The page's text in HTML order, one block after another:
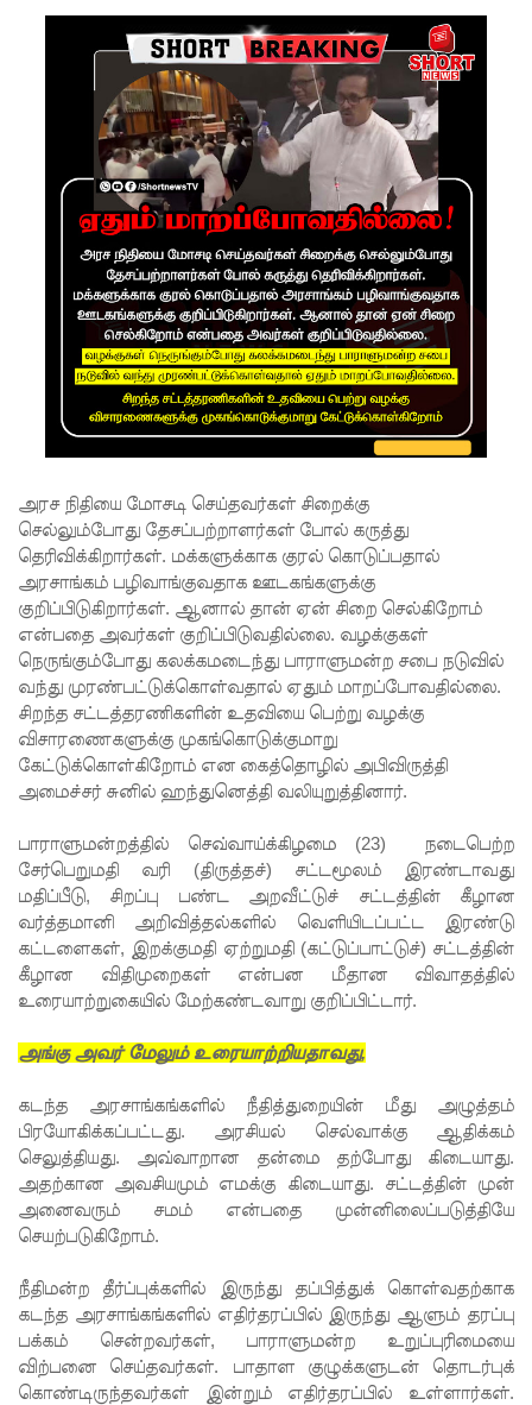
சந்தேகநப
உயர்வு
மாவட்டங்
எச்சரிக்
கை!
மட்டக்கள
சிறைச்சா
லையை
சுற்றி
பாதுகாப்பு!
லலித் -
குகன்
காணாமற்
போன
வழக்கு
ய
ராஜபக்ச
செப்டம்பர்
தேதி
காணொ
ளி மூலம்
அரச நிதியை மோசடி செய்தவர்கள் சிறைக்கு
செல்லும்போது தேசப்பற்றாளர்கள் போல் கருத்து
தெரிவிக்கிறார்கள். மக்களுக்காக குரல் கொடுப்பதால்
அரசாங்கம் பழிவாங்குவதாக ஊடகங்களுக்கு
குறிப்பிடுகிறார்கள். ஆனால் தான் ஏன் சிறை செல்கிறோம்
என்பதை அவர்கள் குறிப்பிடுவதில்லை. வழக்குகள்
நெருங்கும்போது கலக்கமடைந்து பாராளுமன்ற சபை நடுவில்
வந்து முரண்பட்டுக்கொள்வதால் ஏதும் மாறப்போவதில்லை.
சிறந்த சட்டத்தரணிகளின் உதவியை பெற்று வழக்கு
விசாரணைகளுக்கு முகங்கொடுக்குமாறு
கேட்டுக்கொள்கிறோம் என கைத்தொழில் அபிவிருத்தி
அமைச்சர் சுனில் ஹந்துனெத்தி வலியுறுத்தினார்.
பாராளுமன்றத்தில் செவ்வாய்க்கிழமை (23) நடைபெற்ற
சேர்பெறுமதி வரி (திருத்தச்) சட்டமூலம் இரண்டாவது
மதிப்பீடு, சிறப்பு பண்ட அறவீட்டுச் சட்டத்தின் கீழான
வர்த்தமானி அறிவித்தல்களில் வெளியிடப்பட்ட இரண்டு
கட்டளைகள், இறக்குமதி ஏற்றுமதி (கட்டுப்பாட்டுச்) சட்டத்தின்
கீழான விதிமுறைகள் என்பன மீதான விவாதத்தில்
உரையாற்றுகையில் மேற்கண்டவாறு குறிப்பிட்டார்.
அங்கு அவர் மேலும் உரையாற்றியதாவது,
கடந்த அரசாங்கங்களில் நீதித்துறையின் மீது அழுத்தம்
பிரயோகிக்கப்பட்டது. அரசியல் செல்வாக்கு ஆதிக்கம்
செலுத்தியது. அவ்வாறான தன்மை தற்போது கிடையாது.
அதற்கான அவசியமும் எமக்கு கிடையாது. சட்டத்தின் முன்
அனைவரும் சமம் என்பதை முன்னிலைப்படுத்தியே
செயற்படுகிறோம்.
நீதிமன்ற தீர்ப்புக்களில் இருந்து தப்பித்துக் கொள்வதற்காக
கடந்த அரசாங்கங்களில் எதிர்தரப்பில் இருந்து ஆளும் தரப்பு
பக்கம் சென்றவர்கள், பாராளுமன்ற உறுப்புரிமையை
விற்பனை செய்தவர்கள். பாதாள குழுக்களுடன் தொடர்புக்
கொண்டிருந்தவர்கள் இன்றும் எதிர்தரப்பில் உள்ளார்கள்.